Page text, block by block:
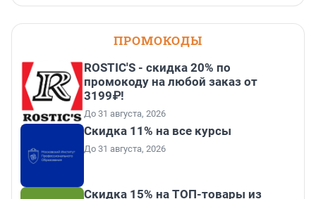
ПРОМОКОДЫ
ROSTIC'S - скидка 20% по
промокоду на любой заказ от
3199₽!
До 31 августа, 2026
Скидка 11% на все курсы
До 31 августа, 2026
Скидка 15% на ТОП-товары из